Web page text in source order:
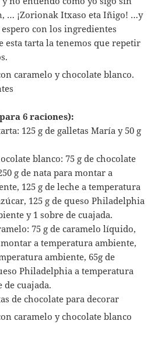
… ¡Zorionak Itxaso eta Iñigo! …y
con los ingredientes
esta tarta la tenemos que repetir
6 raciones):
125 g de galletas María y 50 g
blanco: 75 g de chocolate
g de nata para montar a
125 g de leche a temperatura
125 g de queso Philadelphia
y 1 sobre de cuajada.
75 g de caramelo líquido,
montar a temperatura ambiente,
ambiente, 65g de
Philadelphia a temperatura
de cuajada.
de chocolate para decorar